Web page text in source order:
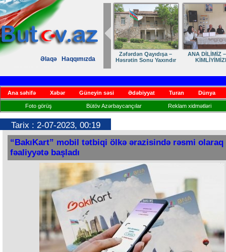
Əlaqə Haqqımızda
Zəfərdən Qayıdışa –
Həsrətin Sonu Yaxındır
ANA DİLİMİZ
Ana səhifə Xəbər Güneyin səsi Ədəbiyyat Turan Dünya
Foto görüş Bütöv Azərbaycançılar Reklam xidmətləri
Tarix : 2-07-2023, 00:19
“BakıKart” mobil tətbiqi ölkə ərazisində rəsmi olaraq
fəaliyyətə başladı